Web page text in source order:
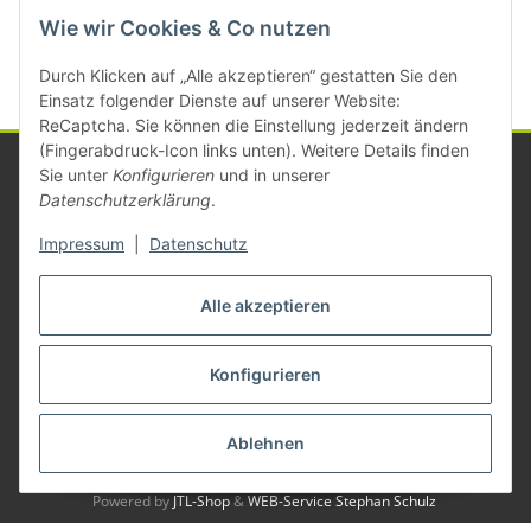
Alle akzeptieren
Konfigurieren
Ablehnen
Wie wir Cookies & Co nutzen
Durch Klicken auf „Alle akzeptieren“ gestatten Sie den
Einsatz folgender Dienste auf unserer Website:
ReCaptcha. Sie können die Einstellung jederzeit ändern
(Fingerabdruck-Icon links unten). Weitere Details finden
Sie unter Konfigurieren und in unserer
Datenschutzerklärung.
Impressum Datenschutz
Kategorien
Gesetzliche Informationen
Vertrag widerrufen
* Alle Preise zzgl. gesetzlicher USt., zzgl.Versand
© Michael Mayer Besucherzähler: 1386590
Powered by JTL-Shop&WEB-Service Stephan Schulz